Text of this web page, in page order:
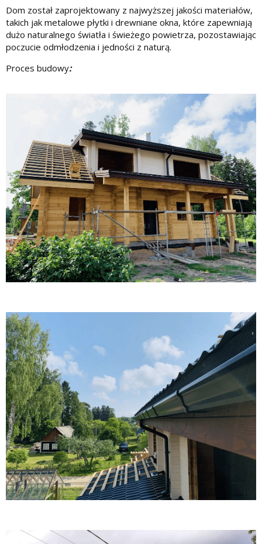
Dom został zaprojektowany z najwyższej jakości materiałów,
takich jak metalowe płytki i drewniane okna, które zapewniają
dużo naturalnego światła i świeżego powietrza, pozostawiając
poczucie odmłodzenia i jedności z naturą.
Proces budowy: